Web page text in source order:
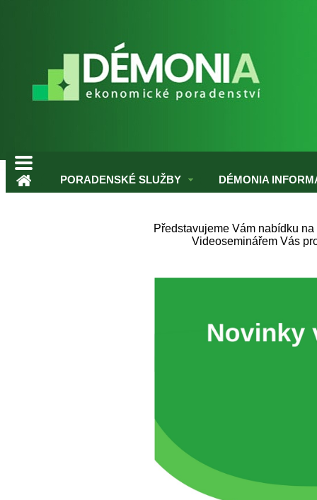
PORADENSKÉ SLUŽBY DÉMONIA
Představujeme Vám nabídku
Videoseminářem Vás